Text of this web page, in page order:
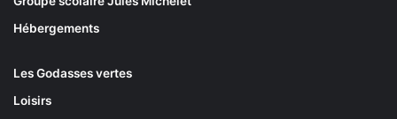
Hébergements
Les Godasses vertes
Loisirs